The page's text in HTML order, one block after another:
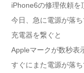
iPhone6の修理依頼を
今日、急に電源が落
充電器を繋ぐと
Appleマークが数秒表
すぐにまた電源が落